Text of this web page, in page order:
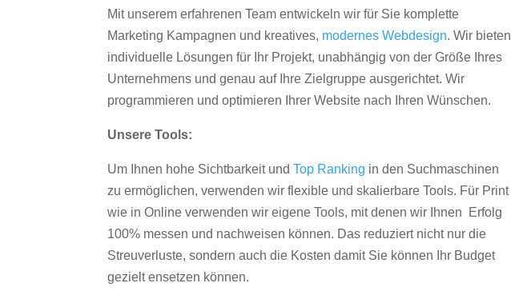
Mit unserem erfahrenen Team entwickeln wir für Sie komplette
Marketing Kampagnen und kreatives, modernes Webdesign. Wir bieten
individuelle Lösungen für Ihr Projekt, unabhängig von der Größe Ihres
Unternehmens und genau auf Ihre Zielgruppe ausgerichtet. Wir
programmieren und optimieren Ihrer Website nach Ihren Wünschen.
Unsere Tools:
Um Ihnen hohe Sichtbarkeit undTop Ranking in den Suchmaschinen
zu ermöglichen, verwenden wir flexible und skalierbare Tools. Für Print
wie in Online verwenden wir eigene Tools, mit denen wir Ihnen Erfolg
100% messen und nachweisen können. Das reduziert nicht nur die
Streuverluste, sondern auch die Kosten damit Sie können Ihr Budget
gezielt ensetzen können.